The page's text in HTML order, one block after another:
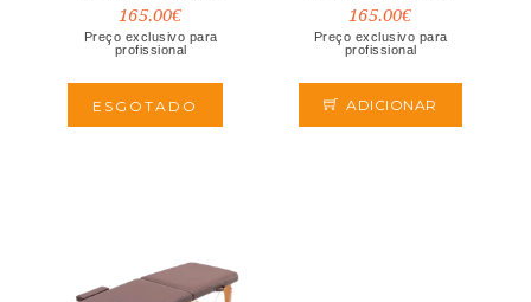
165.00€
Preço exclusivo para
profissional
ESGOTADO
165.00€
Preço exclusivo para
profissional
ADICIONAR